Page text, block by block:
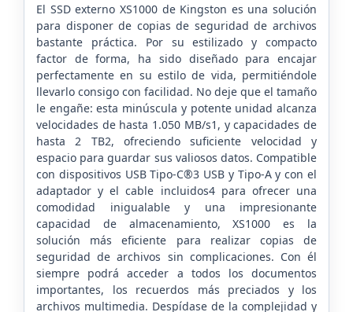
El SSD externo XS1000 de Kingston es una solución
para disponer de copias de seguridad de archivos
bastante práctica. Por su estilizado y compacto
factor de forma, ha sido diseñado para encajar
perfectamente en su estilo de vida, permitiéndole
llevarlo consigo con facilidad. No deje que el tamaño
le engañe: esta minúscula y potente unidad alcanza
velocidades de hasta 1.050 MB/s1, y capacidades de
hasta 2 TB2, ofreciendo suficiente velocidad y
espacio para guardar sus valiosos datos. Compatible
con dispositivos USB Tipo-C®3 USB y Tipo-A y con el
adaptador y el cable incluidos4 para ofrecer una
comodidad inigualable y una impresionante
capacidad de almacenamiento, XS1000 es la
solución más eficiente para realizar copias de
seguridad de archivos sin complicaciones. Con él
siempre podrá acceder a todos los documentos
importantes, los recuerdos más preciados y los
archivos multimedia. Despídase de la complejidad y